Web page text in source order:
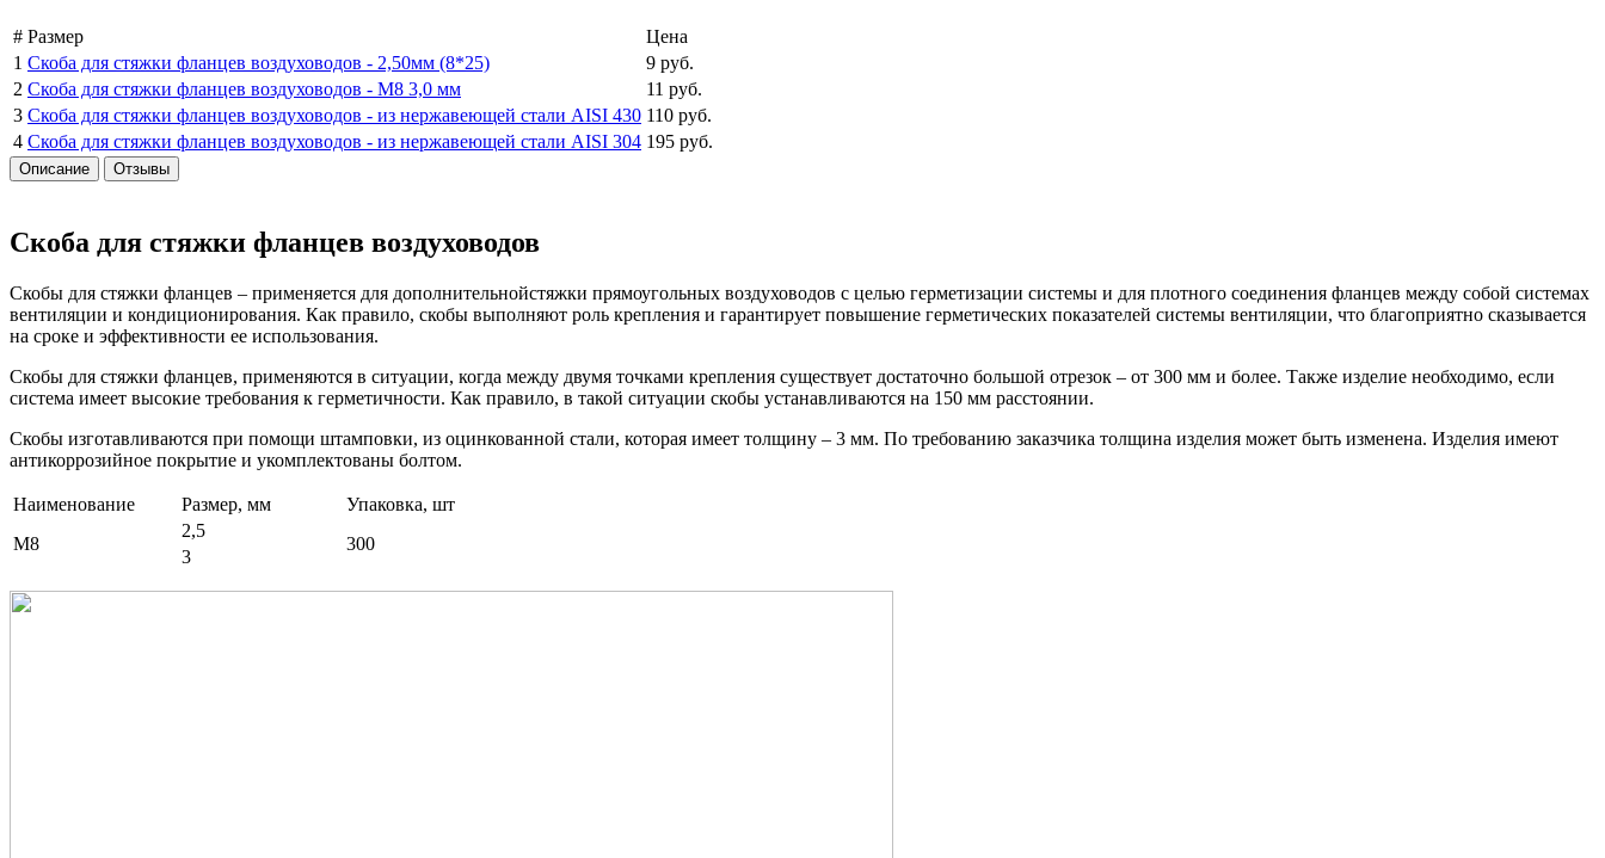
# Размер
Цена
1 Скоба для стяжки фланцев воздуховодов - 2,50мм (8*25)
9 руб.
2 Скоба для стяжки фланцев воздуховодов - М8 3,0 мм
11 руб.
3 Скоба для стяжки фланцев воздуховодов - из нержавеющей стали AISI 430 110 руб.
4 Скоба для стяжки фланцев воздуховодов - из нержавеющей стали AISI 304 195 руб.
Описание Отзывы
Скоба для стяжки фланцев воздуховодов
Скобы для стяжки фланцев – применяется для дополнительнойстяжки прямоугольных воздуховодов с целью герметизации системы и для плотного соединения фланцев между собой системах
вентиляции и кондиционирования. Как правило, скобы выполняют роль крепления и гарантирует повышение герметических показателей системы вентиляции, что благоприятно сказывается
на сроке и эффективности ее использования.
Скобы для стяжки фланцев, применяются в ситуации, когда между двумя точками крепления существует достаточно большой отрезок – от 300 мм и более. Также изделие необходимо, если
система имеет высокие требования к герметичности. Как правило, в такой ситуации скобы устанавливаются на 150 мм расстоянии.
Скобы изготавливаются при помощи штамповки, из оцинкованной стали, которая имеет толщину – 3 мм. По требованию заказчика толщина изделия может быть изменена. Изделия имеют
антикоррозийное покрытие и укомплектованы болтом.
Наименование Размер, мм
Упаковка, шт
М8
2,5
300
3